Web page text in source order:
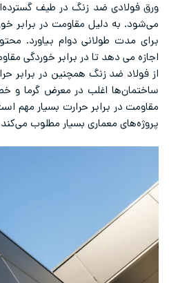
ورق فولادی ضد زنگ در طیف
می‌شود. به دلیل مقاومت در برابر
برای مدت طولانی دوام بیاورد.
اجازه می دهد تا در برابر خوردگی
از فولاد ضد زنگ همچنین در برابر
ساختمان‌ها اغلب در معرض گرما و
مقاومت در برابر حرارت بسیار مهم
پروژه‌های معماری بسیار مطلوب